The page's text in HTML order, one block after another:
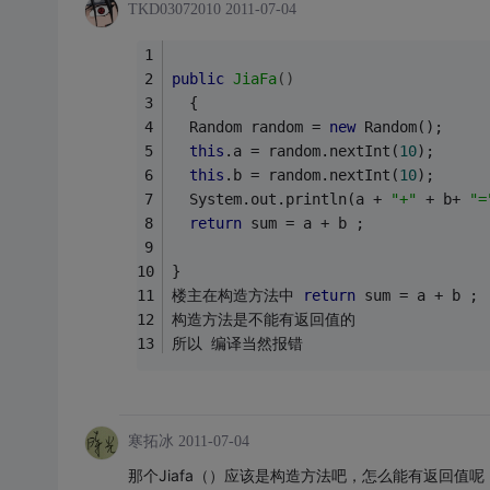
TKD03072010 2011-07-04
public JiaFa()
  {
  Random random =
new Random();
this .a = random.nextInt(10);
this .b = random.nextInt(10);
  System.out.println(a +
"+" + b+
return sum = a + b ;
}
楼主在构造方法中
return sum = a + b ;
构造方法是不能有返回值的
所以 编译当然报错
寒拓冰 2011-07-04
那个Jiafa（）应该是构造方法吧，怎么能有返回值呢